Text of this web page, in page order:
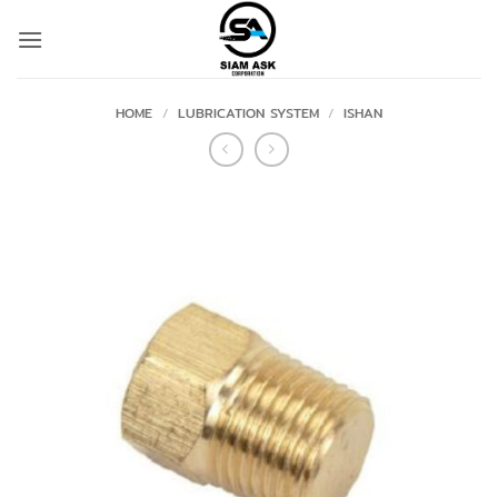
HOME / LUBRICATION SYSTEM / ISHAN